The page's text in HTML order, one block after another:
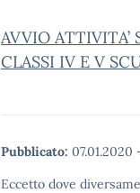
AVVIO ATTIVITA’
CLASSI IV E V
Pubblicato: 07.01.2020
Eccetto dove